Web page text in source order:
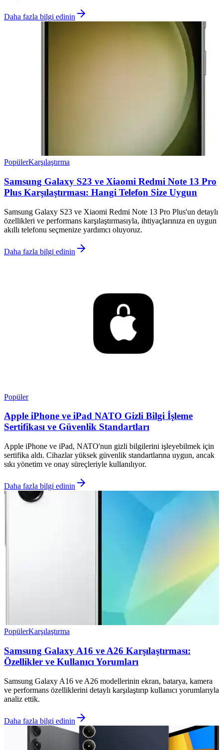
Daha fazla bilgi edinin
PopülerKarşılaştırma
Samsung Galaxy S23 ve Xiaomi Redmi Note 13 Pro
Plus Karşılaştırması: Hangi Telefon Size Uygun
Samsung Galaxy S23 ve Xiaomi Redmi Note 13 Pro Plus'un detaylı
özellikleri ve performans karşılaştırmasıyla, ihtiyaçlarınıza en uygun
akıllı telefonu seçmenize yardımcı oluyoruz.
Daha fazla bilgi edinin
Popüler
Apple iPhone ve iPad NATO Gizli Bilgi İşleme
Sertifikası ve Güvenlik Standartları
Apple iPhone ve iPad, NATO'nun gizli bilgilerini işleyebilmek için
sertifika aldı. Cihazlar yüksek güvenlik standartlarına uygun, ancak
sıkı yönetim ve onay süreçleriyle kullanılıyor.
Daha fazla bilgi edinin
PopülerKarşılaştırma
Samsung Galaxy A16 ve A26 Karşılaştırması:
Özellikler ve Kullanıcı Yorumları
Samsung Galaxy A16 ve A26 modellerinin ekran, batarya, kamera
ve performans özelliklerini detaylı karşılaştırıp kullanıcı yorumlarıyla
analiz ettik.
Daha fazla bilgi edinin